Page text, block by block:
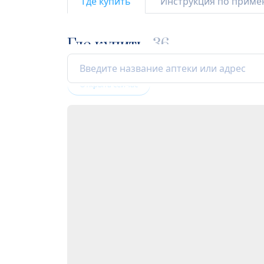
Где купить 36
Открыта сейчас